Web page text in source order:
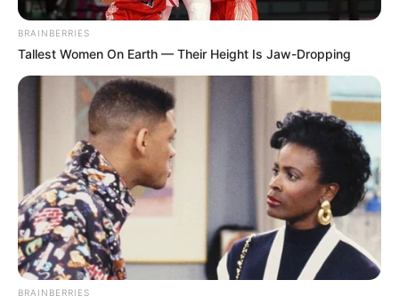
BRAINBERRIES
Tallest Women On Earth — Their Height Is Jaw-Dropping
BRAINBERRIES